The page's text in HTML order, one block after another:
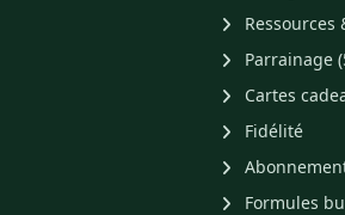
Ressources
Parrainage
Cartes
Fidélité
Formules